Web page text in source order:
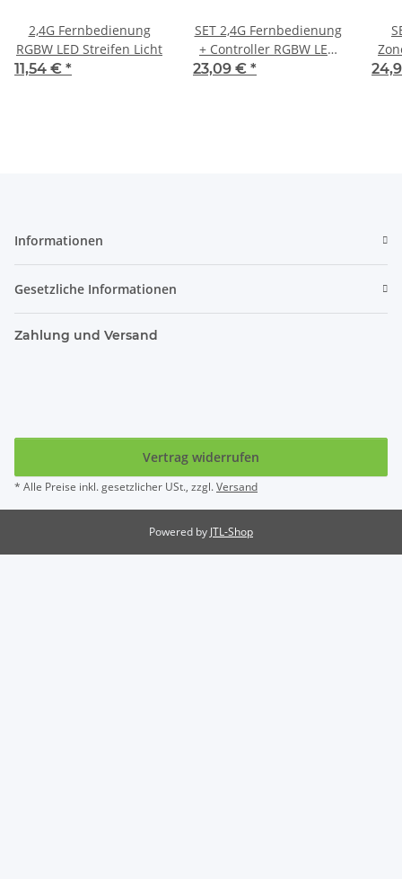
2,4G Fernbedienung
RGBW LED Streifen Licht
11,54 € *
SET 2,4G Fernbedienung
+ Controller RGBW LED
Streifen Licht Controller
23,09 € *
Informationen
Gesetzliche Informationen
Zahlung und Versand
Vertrag widerrufen
* Alle Preise inkl. gesetzlicher USt., zzgl.Versand
Powered by JTL-Shop